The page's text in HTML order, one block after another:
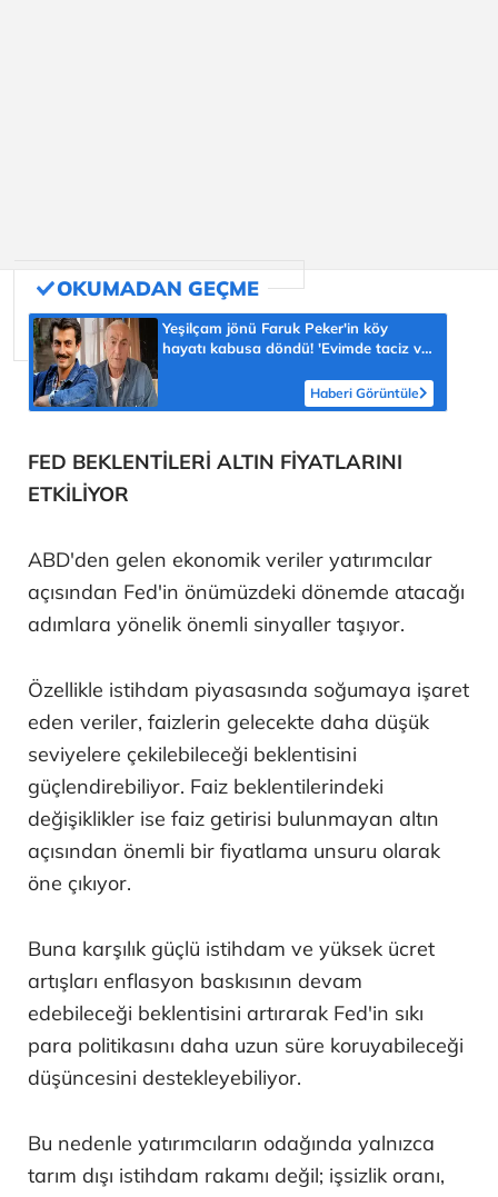
Yeşilçam jönü Faruk Peker'in köy
hayatı kabusa döndü! 'Evimde taciz ve
Haberi Görüntüle
FED BEKLENTİLERİ ALTIN FİYATLARINI
ETKİLİYOR
ABD'den gelen ekonomik veriler yatırımcılar
açısından Fed'in önümüzdeki dönemde atacağı
adımlara yönelik önemli sinyaller taşıyor.
Özellikle istihdam piyasasında soğumaya işaret
eden veriler, faizlerin gelecekte daha düşük
seviyelere çekilebileceği beklentisini
güçlendirebiliyor. Faiz beklentilerindeki
değişiklikler ise faiz getirisi bulunmayan altın
açısından önemli bir fiyatlama unsuru olarak
öne çıkıyor.
Buna karşılık güçlü istihdam ve yüksek ücret
artışları enflasyon baskısının devam
edebileceği beklentisini artırarak Fed'in sıkı
para politikasını daha uzun süre koruyabileceği
düşüncesini destekleyebiliyor.
Bu nedenle yatırımcıların odağında yalnızca
tarım dışı istihdam rakamı değil; işsizlik oranı,